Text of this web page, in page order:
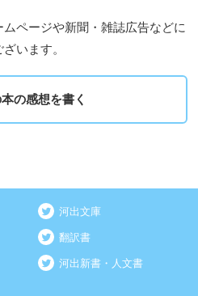
ページや新聞・雑誌広告などに
います。
の感想を書く
河出文庫
翻訳書
河出新書・人文書